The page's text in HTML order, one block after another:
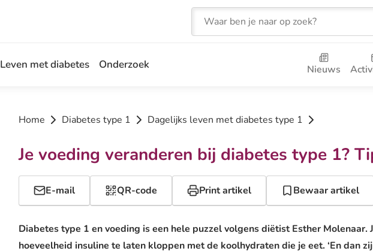
Zoeken
Leven met diabetes Onderzoek Nieuws
Home Diabetes type 1 Dagelijks leven met diabetes type 1
Je voeding veranderen bij diabetes type 1?
E-mail QR-code Print artikel Bewaar artikel
Diabetes type 1 en voeding is een hele puzzel volgens diëtist Esther Molenaar.
hoeveelheid insuline te laten kloppen met de koolhydraten die je eet. ‘En dan